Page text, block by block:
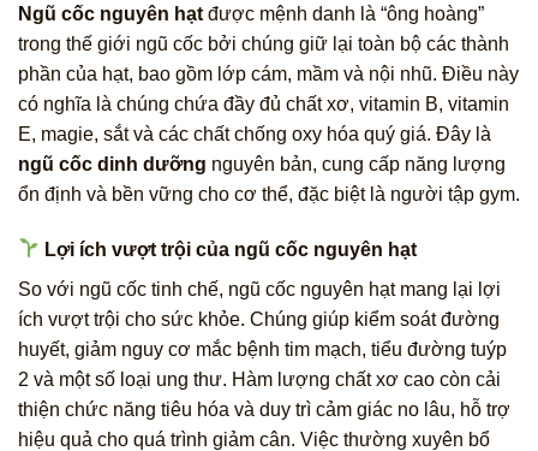
Ngũ cốc nguyên hạt được mệnh danh là “ông hoàng”
trong thế giới ngũ cốc bởi chúng giữ lại toàn bộ các thành
phần của hạt, bao gồm lớp cám, mầm và nội nhũ. Điều này
có nghĩa là chúng chứa đầy đủ chất xơ, vitamin B, vitamin
E, magie, sắt và các chất chống oxy hóa quý giá. Đây là
ngũ cốc dinh dưỡng nguyên bản, cung cấp năng lượng
ổn định và bền vững cho cơ thể, đặc biệt là người tập gym.
Lợi ích vượt trội của ngũ cốc nguyên hạt
So với ngũ cốc tinh chế, ngũ cốc nguyên hạt mang lại lợi
ích vượt trội cho sức khỏe. Chúng giúp kiểm soát đường
huyết, giảm nguy cơ mắc bệnh tim mạch, tiểu đường tuýp
2 và một số loại ung thư. Hàm lượng chất xơ cao còn cải
thiện chức năng tiêu hóa và duy trì cảm giác no lâu, hỗ trợ
hiệu quả cho quá trình giảm cân. Việc thường xuyên bổ